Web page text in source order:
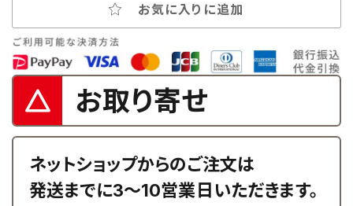
お気に入りに追加
お取り寄せ
ネットショップからのご注文は
発送までに3～10営業日いただきます。